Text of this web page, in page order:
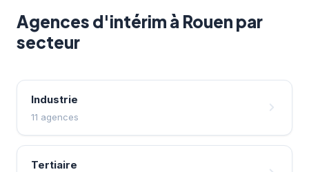
Agences d'intérim à Rouen par
secteur
Industrie
11 agences
Tertiaire